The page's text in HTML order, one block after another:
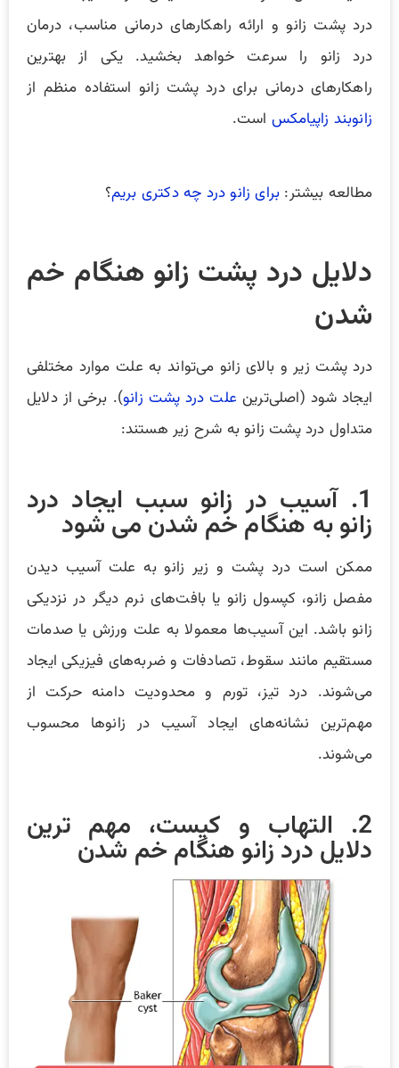
درد پشت زانو و ارائه راهکارهای درمانی مناسب، درمان
درد زانو را سرعت خواهد بخشید. یکی از بهترین
راهکارهای درمانی برای درد پشت زانو استفاده منظم از
زانوبند زاپیامکس است.
مطالعه بیشتر: برای زانو درد چه دکتری بریم؟
دلایل درد پشت زانو هنگام خم
شدن
درد پشت زیر و بالای زانو می‌تواند به علت موارد مختلفی
ایجاد شود (اصلی‌ترین علت درد پشت زانو). برخی از دلایل
متداول درد پشت زانو به شرح زیر هستند:
1. آسیب در زانو سبب ایجاد درد
زانو به هنگام خم شدن می شود
ممکن است درد پشت و زیر زانو به علت آسیب دیدن
مفصل زانو، کپسول زانو یا بافت‌های نرم دیگر در نزدیکی
زانو باشد. این آسیب‌ها معمولا به علت ورزش یا صدمات
مستقیم مانند سقوط، تصادفات و ضربه‌های فیزیکی ایجاد
می‌شوند. درد تیز، تورم و محدودیت دامنه حرکت از
مهم‌ترین نشانه‌های ایجاد آسیب در زانوها محسوب
می‌شوند.
2. التهاب و کیست، مهم ترین
دلایل درد زانو هنگام خم شدن